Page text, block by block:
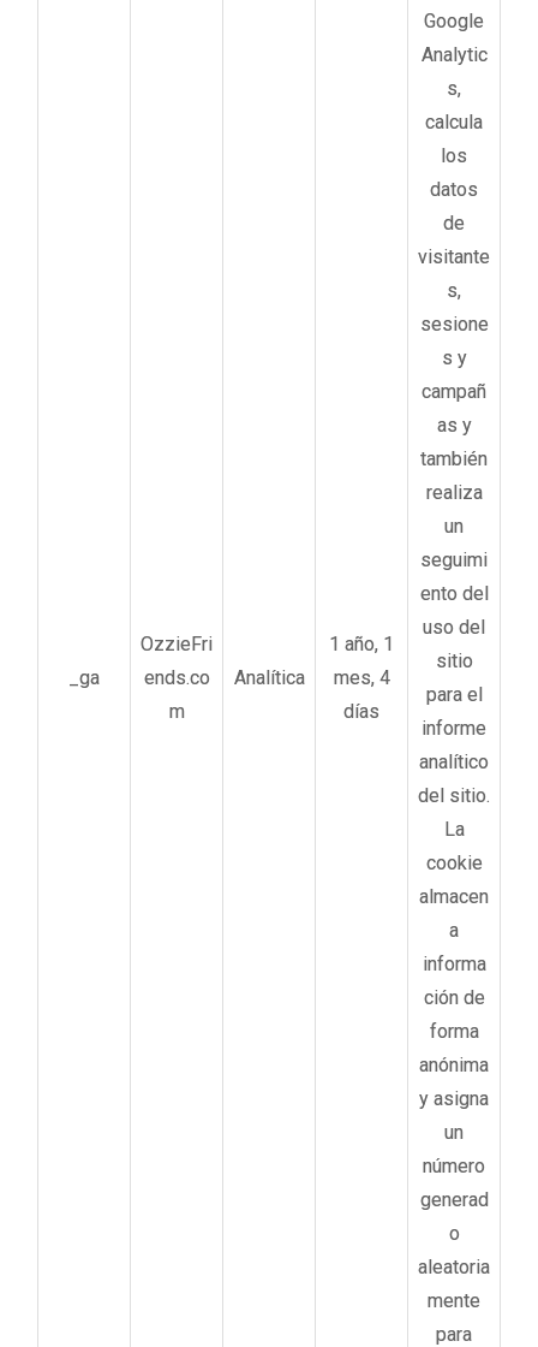
_ga
OzzieFri
ends.co
m
Analítica
1 año, 1
mes, 4
días
Google
Analytic
s,
calcula
los
datos
de
visitante
s,
sesione
s y
campañ
as y
también
realiza
un
seguimi
ento del
uso del
sitio
para el
informe
analítico
del sitio.
La
cookie
almacen
a
informa
ción de
forma
anónima
y asigna
un
número
generad
o
aleatoria
mente
para